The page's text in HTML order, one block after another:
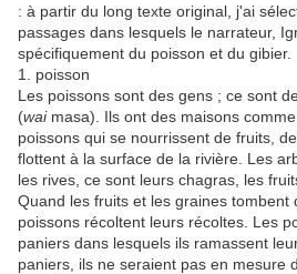
: à partir du long texte original, j'ai
passages dans lesquels le narrateur,
spécifiquement du poisson et du gibier.
1. poisson
Les poissons sont des gens ; ce sont
(waimasa). Ils ont des maisons
poissons qui se nourrissent de fruits,
flottent à la surface de la rivière. Les
les rives, ce sont leurs chagras, les
Quand les fruits et les graines tombent
poissons récoltent leurs récoltes. Les
paniers dans lesquels ils ramassent
paniers, ils ne seraient pas en mesure